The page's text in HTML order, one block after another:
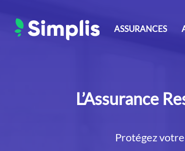
contenu
ASSURANCES
L’Assurance
Protégez